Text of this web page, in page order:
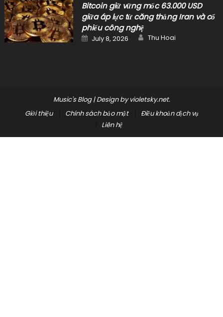
Bitcoin giữ vững mốc 63.000 USD
giữa áp lực từ căng thẳng Iran và cổ
phiếu công nghệ
Posted
on
July 8, 2026 Author
Thu Hoai
Music's Blog |Design byvioletsky.net.
Giới thiệu
Chính sách bảo mật
Điều khoản dịch vụ
Liên hệ